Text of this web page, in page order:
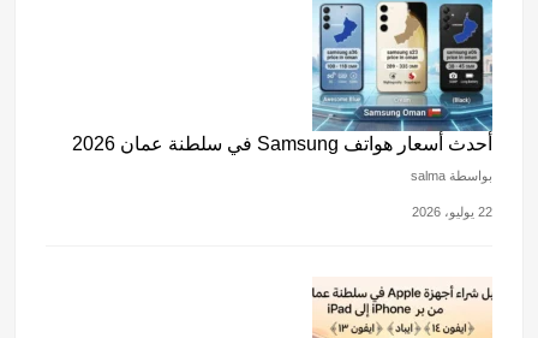
أحدث أسعار هواتف Samsung في سلطنة عمان 2026
بواسطة salma
22 يوليو، 2026